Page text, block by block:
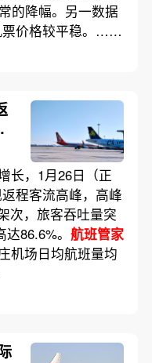
的降幅。另一数据
票价格较平稳。……
长，1月26日（正
程客流高峰，高峰
次，旅客吞吐量突
86.6%。 航班管家
机场日均航班量均